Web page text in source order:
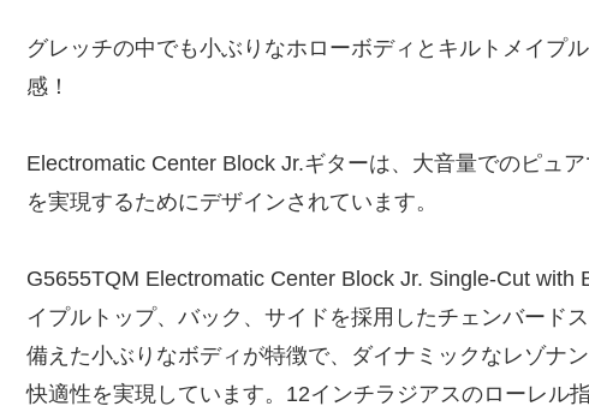
グレッチの中でも小ぶりなホローボディとキルトメイプ
感！
Electromatic Center Block Jr.ギターは、大音量でのピュ
を実現するためにデザインされています。
G5655TQM Electromatic Center Block Jr. Single-Cut with
イプルトップ、バック、サイドを採用したチェンバード
備えた小ぶりなボディが特徴で、ダイナミックなレゾナ
快適性を実現しています。12インチラジアスのローレル